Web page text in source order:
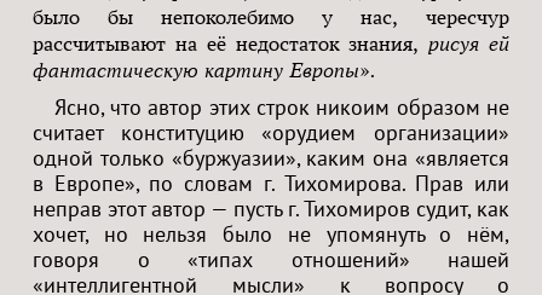
было бы непоколебимо у нас, чересчур
рассчитывают на её недостаток знания,рисуя ей
фантастическую картину Европы».
Ясно, что автор этих строк никоим образом не
считает конституцию «орудием организации»
одной только «буржуазии», каким она «является
в Европе», по словам г. Тихомирова. Прав или
неправ этот автор — пусть г. Тихомиров судит, как
хочет, но нельзя было не упомянуть о нём,
говоря о «типах отношений» нашей
«интеллигентной мысли» к вопросу о